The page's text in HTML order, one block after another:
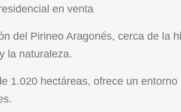
del Pirineo Aragonés, cerca de la
la naturaleza.
1.020 hectáreas, ofrece un